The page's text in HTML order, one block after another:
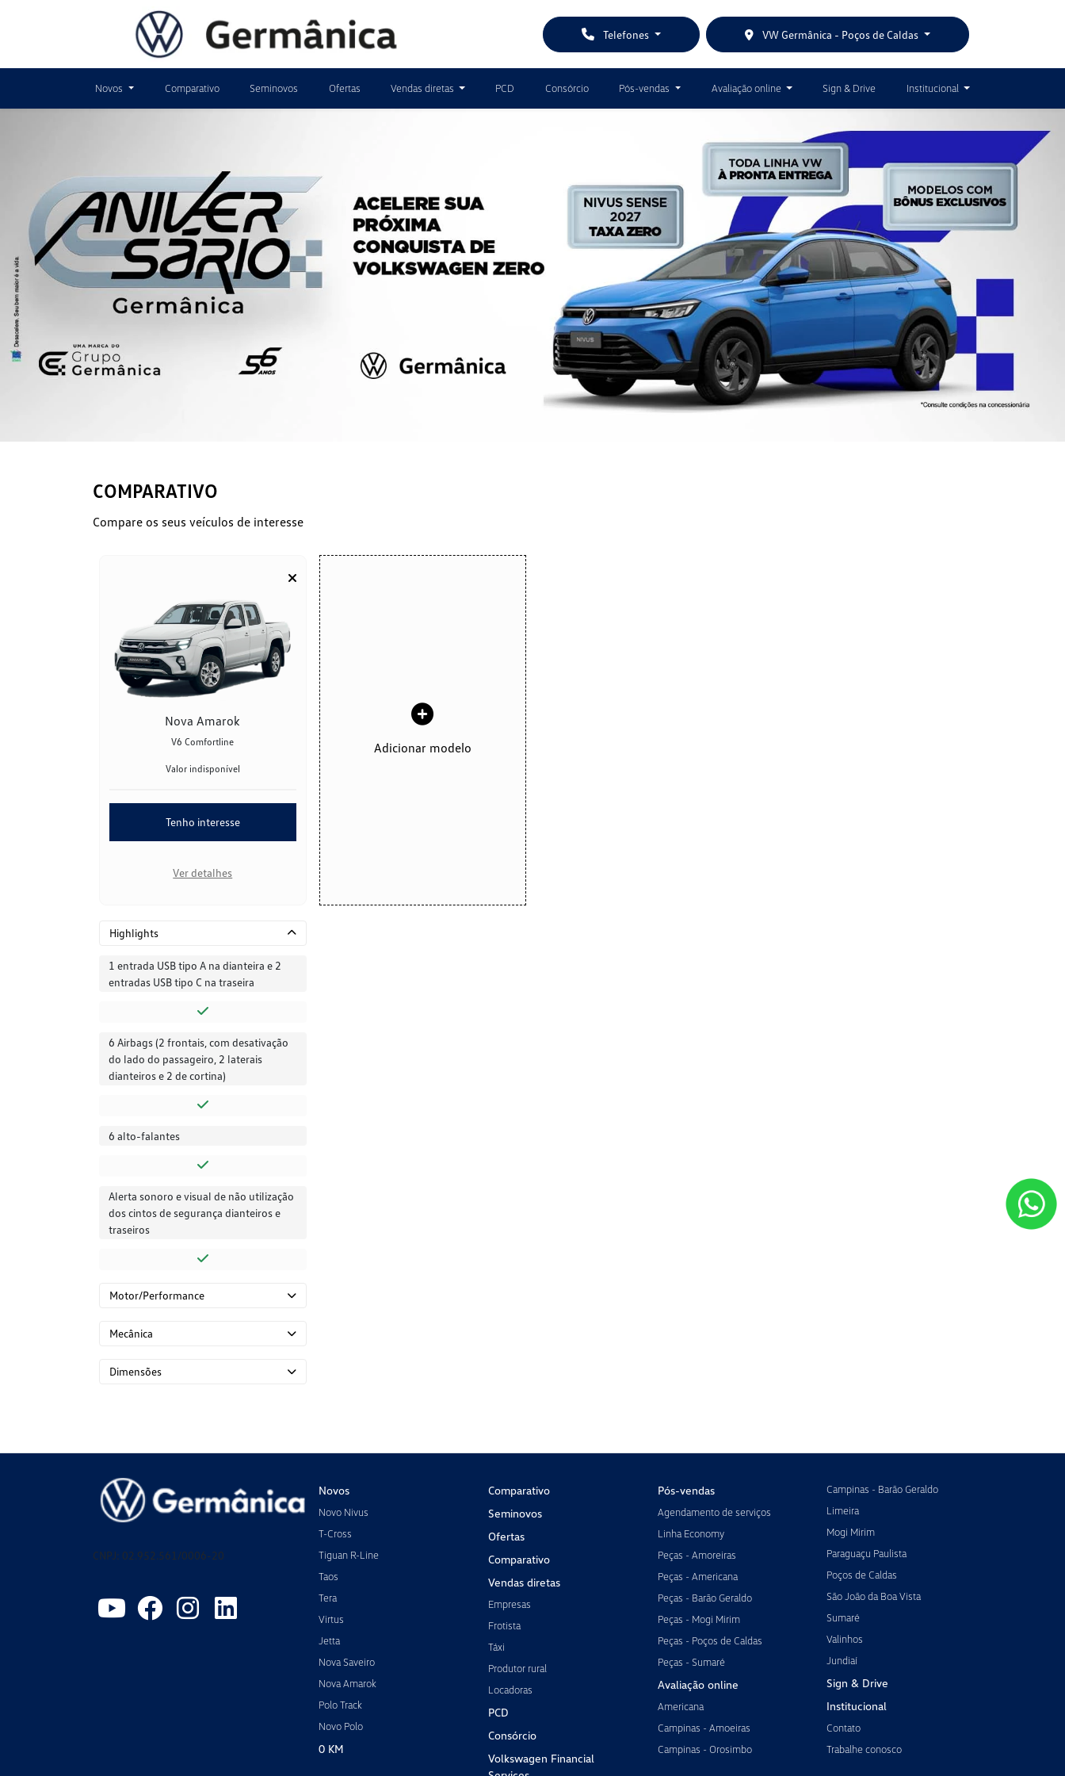
Telefones VW Germânica - Poços de Caldas
Novos Comparativo Seminovos Ofertas Vendas diretas PCD Consórcio Pós-vendas Avaliação online Sign & Drive Institucional
COMPARATIVO
Compare os seus veículos de interesse
Nova Amarok
V6 Comfortline
Valor indisponível
Tenho interesse
Ver detalhes
Adicionar modelo
Highlights
1 entrada USB tipo A na dianteira e 2
entradas USB tipo C na traseira
6 Airbags (2 frontais, com desativação
do lado do passageiro, 2 laterais
dianteiros e 2 de cortina)
6 alto-falantes
Alerta sonoro e visual de não utilização
dos cintos de segurança dianteiros e
traseiros
Motor/Performance
Mecânica
Dimensões
CNPJ: 02.952.561/0006-20
Novos
Novo Nivus
T-Cross
Tiguan R-Line
Taos
Tera
Virtus
Jetta
Nova Saveiro
Nova Amarok
Polo Track
Novo Polo
0 KM
Comparativo
Seminovos
Ofertas
Comparativo
Vendas diretas
Empresas
Frotista
Táxi
Produtor rural
Locadoras
PCD
Consórcio
Volkswagen Financial
Pós-vendas
Agendamento de serviços
Linha Economy
Peças - Amoreiras
Peças - Americana
Peças - Barão Geraldo
Peças - Mogi Mirim
Peças - Poços de Caldas
Peças - Sumaré
Avaliação online
Americana
Campinas - Amoeiras
Campinas - Orosimbo
Campinas - Barão Geraldo
Limeira
Mogi Mirim
Paraguaçu Paulista
Poços de Caldas
São João da Boa Vista
Sumaré
Valinhos
Jundiaí
Sign & Drive
Institucional
Contato
Trabalhe conosco